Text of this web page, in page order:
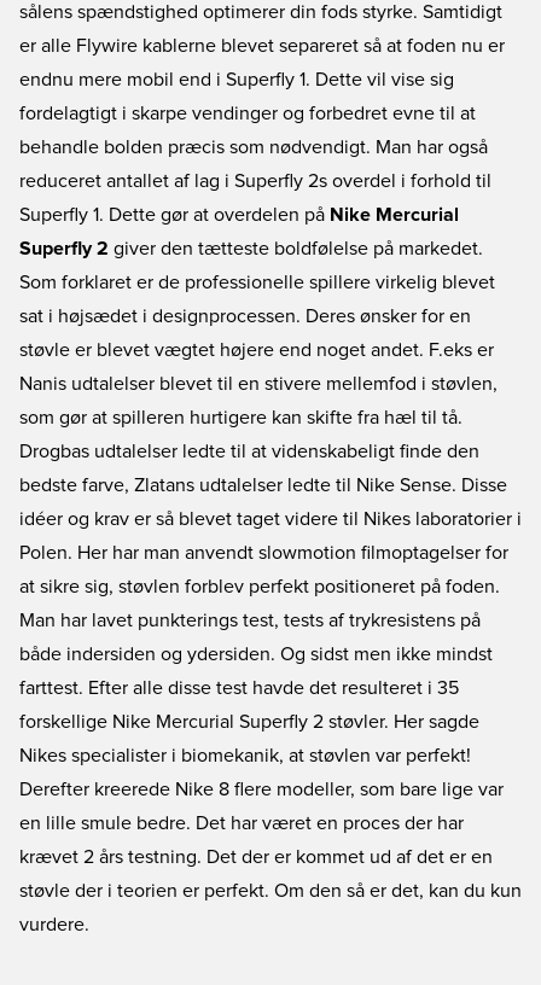
sålens spændstighed optimerer din fods styrke. Samtidigt
er alle Flywire kablerne blevet separeret så at foden nu er
endnu mere mobil end i Superfly 1. Dette vil vise sig
fordelagtigt i skarpe vendinger og forbedret evne til at
behandle bolden præcis som nødvendigt. Man har også
reduceret antallet af lag i Superfly 2s overdel i forhold til
Superfly 1. Dette gør at overdelen på Nike Mercurial
Superfly 2 giver den tætteste boldfølelse på markedet.
Som forklaret er de professionelle spillere virkelig blevet
sat i højsædet i designprocessen. Deres ønsker for en
støvle er blevet vægtet højere end noget andet. F.eks er
Nanis udtalelser blevet til en stivere mellemfod i støvlen,
som gør at spilleren hurtigere kan skifte fra hæl til tå.
Drogbas udtalelser ledte til at videnskabeligt finde den
bedste farve, Zlatans udtalelser ledte til Nike Sense. Disse
idéer og krav er så blevet taget videre til Nikes laboratorier i
Polen. Her har man anvendt slowmotion filmoptagelser for
at sikre sig, støvlen forblev perfekt positioneret på foden.
Man har lavet punkterings test, tests af trykresistens på
både indersiden og ydersiden. Og sidst men ikke mindst
farttest. Efter alle disse test havde det resulteret i 35
forskellige Nike Mercurial Superfly 2 støvler. Her sagde
Nikes specialister i biomekanik, at støvlen var perfekt!
Derefter kreerede Nike 8 flere modeller, som bare lige var
en lille smule bedre. Det har været en proces der har
krævet 2 års testning. Det der er kommet ud af det er en
støvle der i teorien er perfekt. Om den så er det, kan du kun
vurdere.